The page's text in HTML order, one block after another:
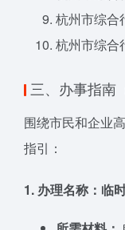
杭州市综合
杭州市综合
三、办事指南
围绕市民和企业
指引：
1. 办理名称：临